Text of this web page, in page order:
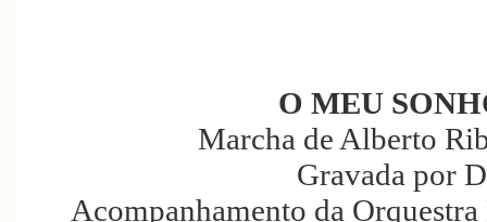
O MEU
Marcha de Alberto
Gravada por
Acompanhamento da